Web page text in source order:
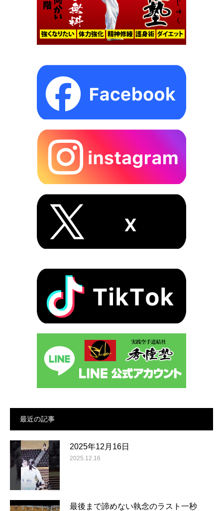
最近の記事
2025年12月16日
2025.12.16
最後まで諦めない執念のラスト一秒